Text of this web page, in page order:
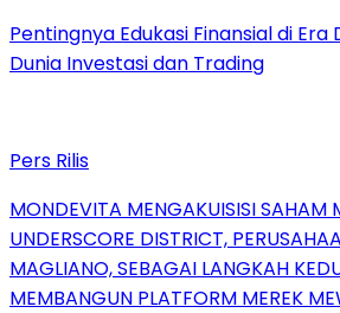
Pentingnya Edukasi Finansial di
Dunia Investasi dan Trading
Pers Rilis
MONDEVITA MENGAKUISISI SAHAM
UNDERSCORE DISTRICT,
MAGLIANO, SEBAGAI LANGKAH
MEMBANGUN PLATFORM MEREK